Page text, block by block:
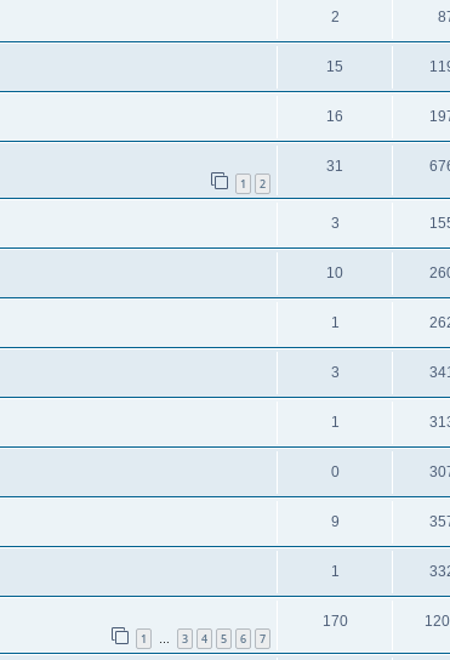
2
15
16
1 2
31
3
10
1
3
1
0
9
1
1 … 3 4 5 6 7
170